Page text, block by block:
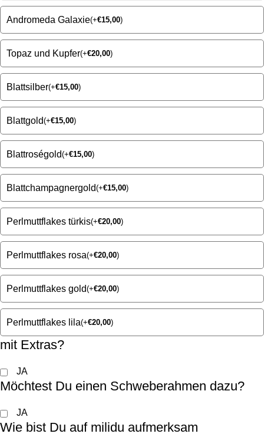
Andromeda Galaxie(+€15,00)
Topaz und Kupfer(+€20,00)
Blattsilber(+€15,00)
Blattgold(+€15,00)
Blattroségold(+€15,00)
Blattchampagnergold(+€15,00)
Perlmuttflakes türkis(+€20,00)
Perlmuttflakes rosa(+€20,00)
Perlmuttflakes gold(+€20,00)
Perlmuttflakes lila(+€20,00)
mit Extras?
JA
Möchtest Du einen Schweberahmen dazu?
JA
Wie bist Du auf milidu aufmerksam